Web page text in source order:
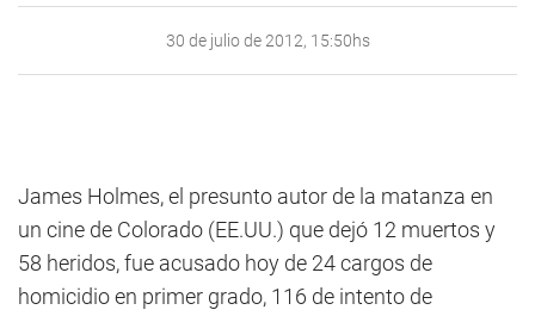
30 de julio de 2012, 15:50hs
James Holmes, el presunto autor de la matanza en
un cine de Colorado (EE.UU.) que dejó 12 muertos y
58 heridos, fue acusado hoy de 24 cargos de
homicidio en primer grado, 116 de intento de